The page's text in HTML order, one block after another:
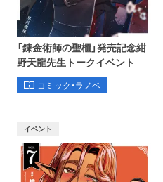
「錬金術師の聖櫃」発売記念紺
野天龍先生トークイベント
コミック・ラノベ
イベント